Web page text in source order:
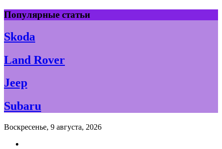
Skip
to
content
Популярные статьи
Skoda
Land Rover
Jeep
Subaru
Воскресенье, 9 августа, 2026